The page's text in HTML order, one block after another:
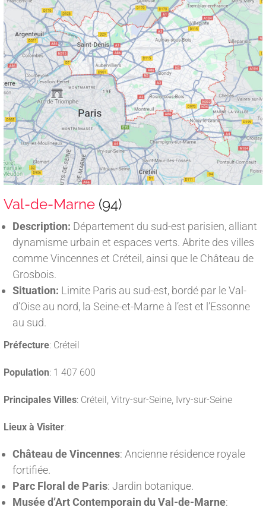
Val-de-Marne (94)
Description: Département du sud-est parisien, alliant
dynamisme urbain et espaces verts. Abrite des villes
comme Vincennes et Créteil, ainsi que le Château de
Grosbois.
Situation: Limite Paris au sud-est, bordé par le Val-
d’Oise au nord, la Seine-et-Marne à l’est et l’Essonne
au sud.
Préfecture: Créteil
Population: 1 407 600
Principales Villes: Créteil, Vitry-sur-Seine, Ivry-sur-Seine
Lieux à Visiter:
Château de Vincennes: Ancienne résidence royale
fortifiée.
Parc Floral de Paris: Jardin botanique.
Musée d’Art Contemporain du Val-de-Marne: